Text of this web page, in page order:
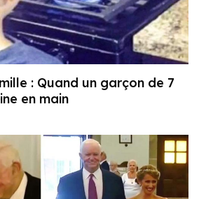
: Quand un garçon de 7
en main